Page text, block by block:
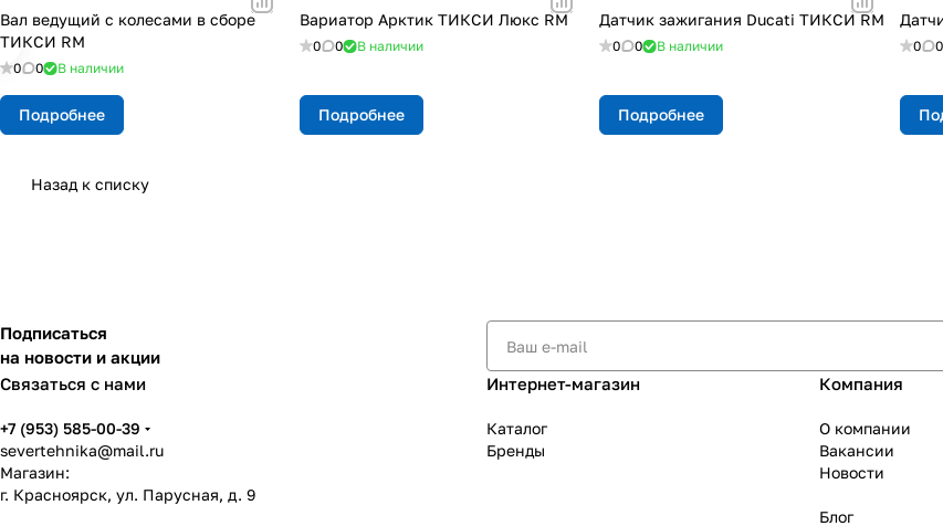
Вал ведущий с колесами в сборе
ТИКСИ RM
0 0 В наличии
Подробнее
Вариатор Арктик ТИКСИ Люкс RM
0 0 В наличии
Подробнее
Датчик зажигания Ducati ТИКСИ RM
0 0 В наличии
Подробнее
0 0
Назад к списку
Подписаться
на новости и акции
Связаться с нами
+7 (953) 585-00-39
severtehnika@mail.ru
Магазин:
г. Красноярск, ул. Парусная, д. 9
Интернет-магазин
Каталог
Бренды
Компания
О компании
Вакансии
Новости
Блог